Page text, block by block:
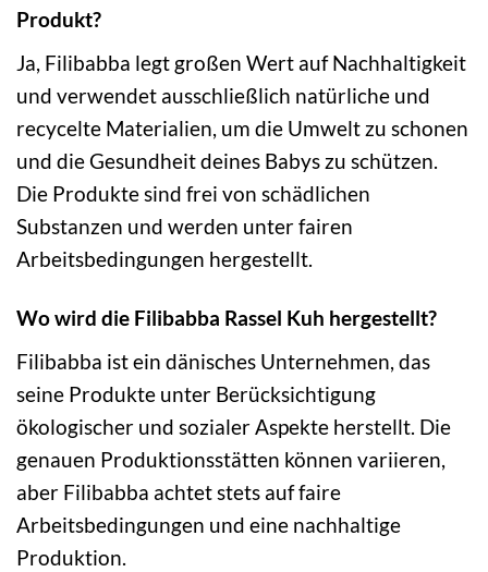
Produkt?
Ja, Filibabba legt großen Wert auf Nachhaltigkeit
und verwendet ausschließlich natürliche und
recycelte Materialien, um die Umwelt zu schonen
und die Gesundheit deines Babys zu schützen.
Die Produkte sind frei von schädlichen
Substanzen und werden unter fairen
Arbeitsbedingungen hergestellt.
Wo wird die Filibabba Rassel Kuh hergestellt?
Filibabba ist ein dänisches Unternehmen, das
seine Produkte unter Berücksichtigung
ökologischer und sozialer Aspekte herstellt. Die
genauen Produktionsstätten können variieren,
aber Filibabba achtet stets auf faire
Arbeitsbedingungen und eine nachhaltige
Produktion.